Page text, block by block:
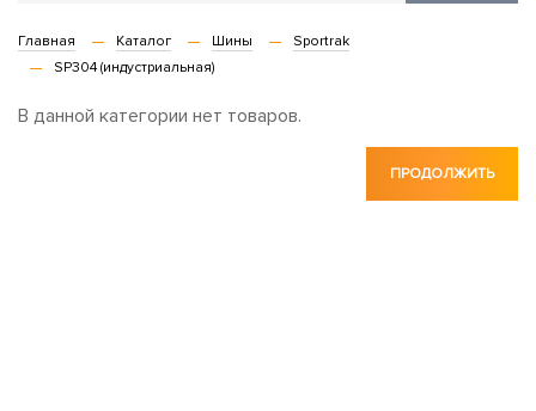
Главная Каталог Шины
Sportrak
SP304 (индустриальная)
В данной категории нет товаров.
ПРОДОЛЖИТЬ